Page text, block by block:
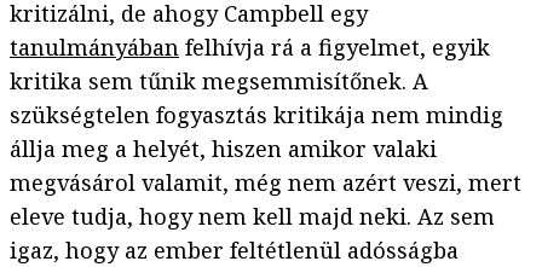
kritizálni, de ahogy Campbell egy
tanulmányában felhívja rá a figyelmet, egyik
kritika sem tűnik megsemmisítőnek. A
szükségtelen fogyasztás kritikája nem mindig
állja meg a helyét, hiszen amikor valaki
megvásárol valamit, még nem azért veszi, mert
eleve tudja, hogy nem kell majd neki. Az sem
igaz, hogy az ember feltétlenül adósságba